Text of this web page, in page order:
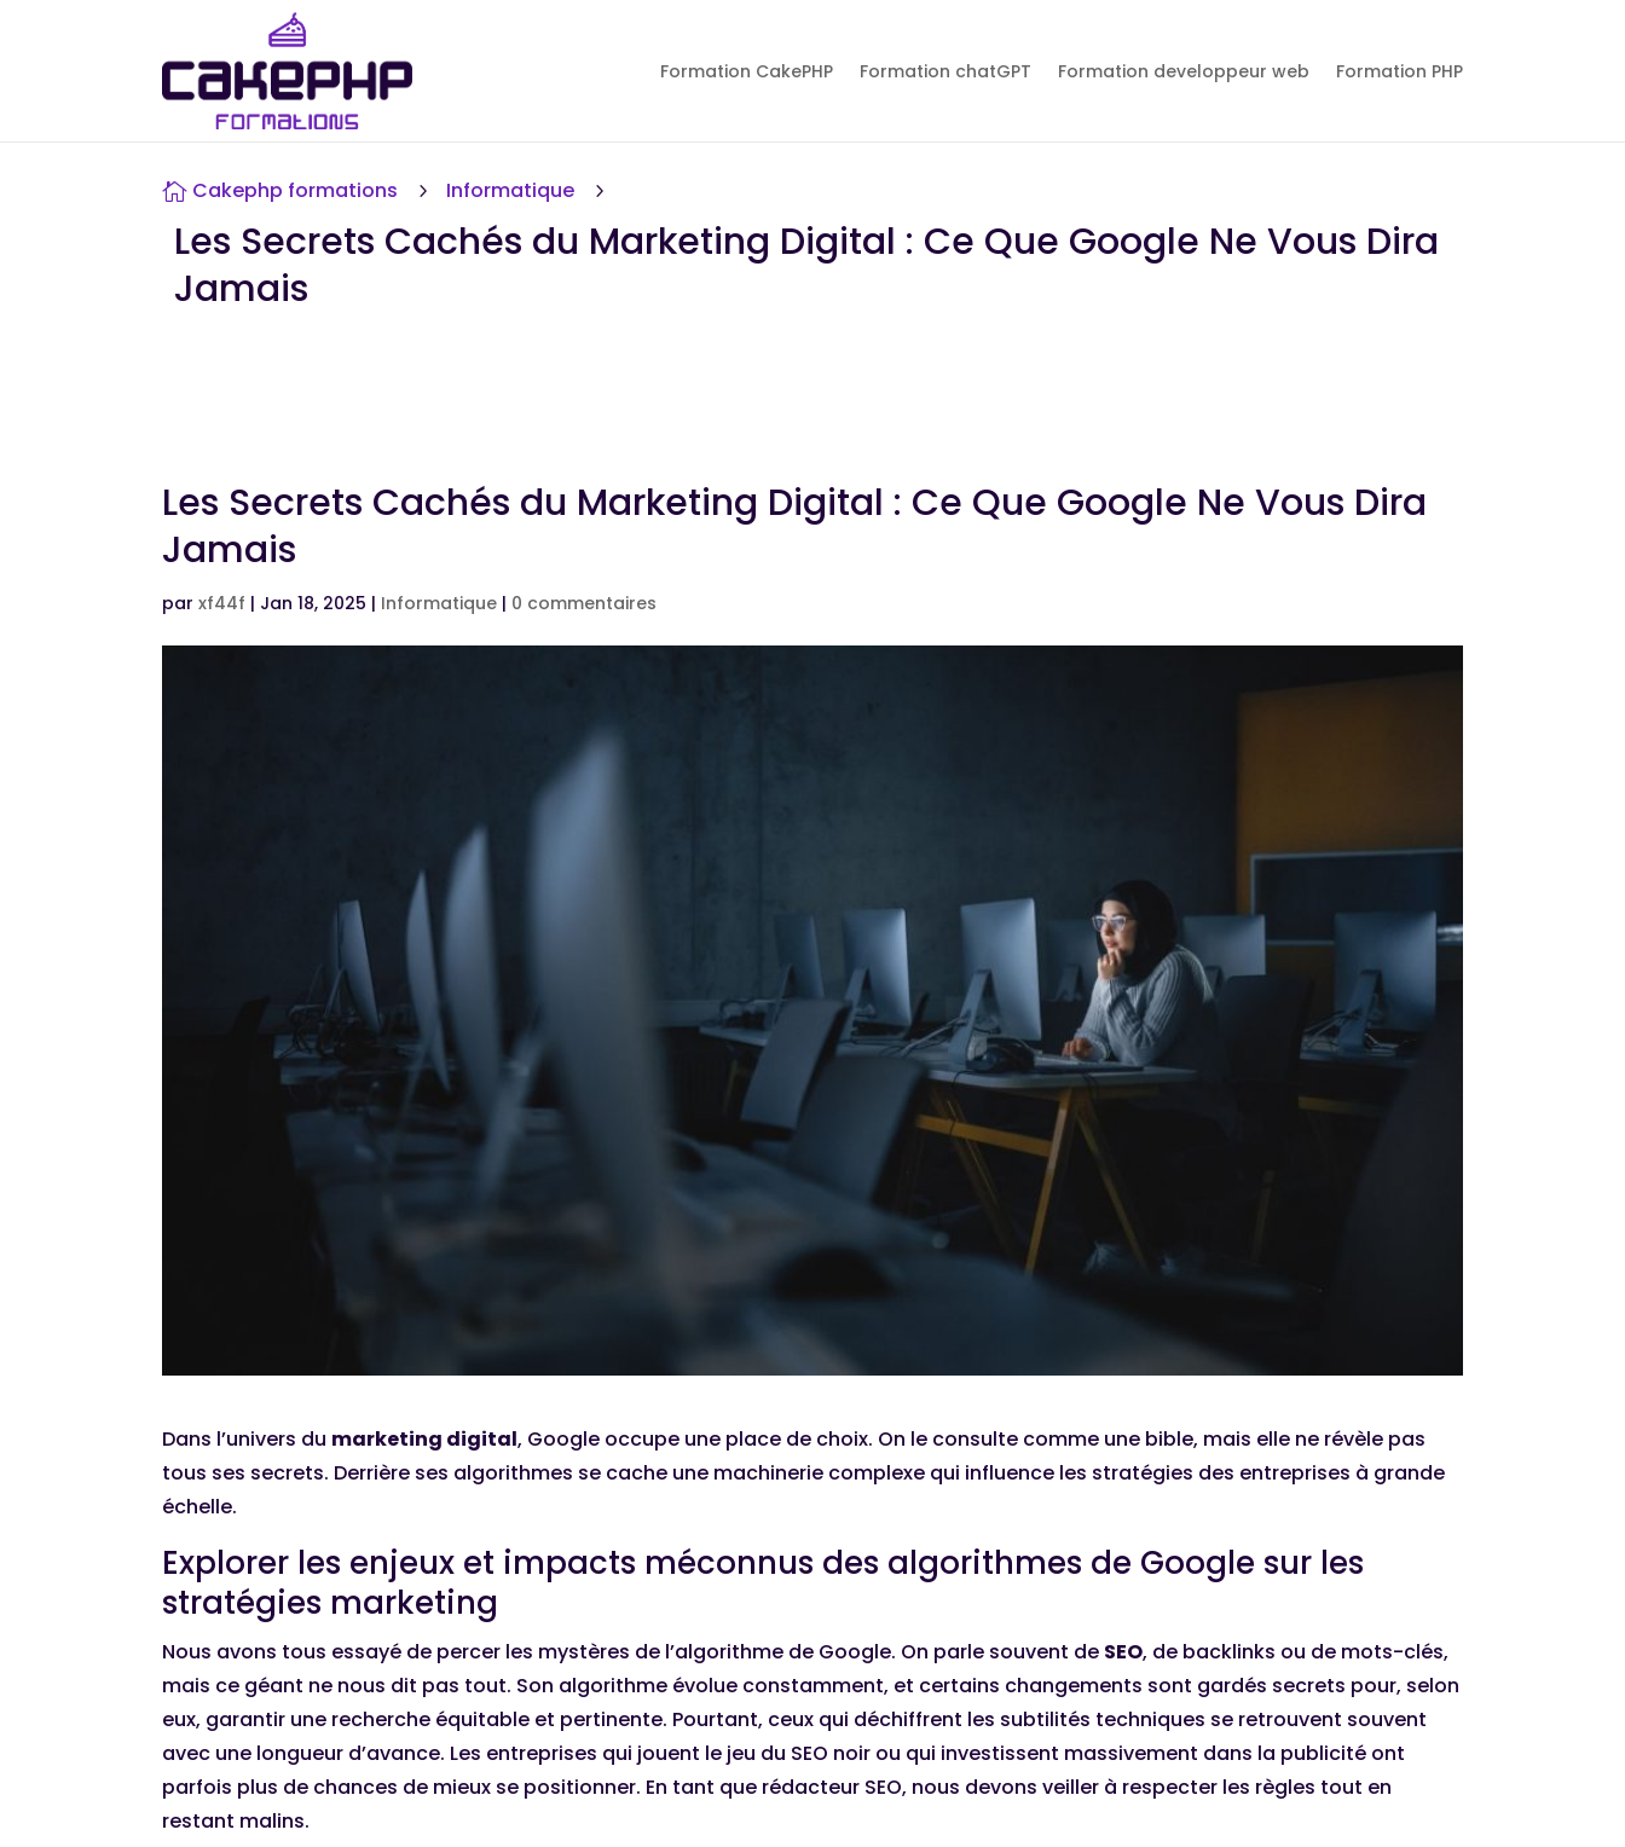
Formation CakePHP Formation chatGPT Formation developpeur web Formation PHP
 Cakephp formations 5 Informatique 5
Les Secrets Cachés du Marketing Digital : Ce Que Google Ne Vous Dira
Jamais
Les Secrets Cachés du Marketing Digital : Ce Que Google Ne Vous Dira
Jamais
parxf44f | Jan 18, 2025 | Informatique | 0 commentaires
Dans l’univers du marketing digital, Google occupe une place de choix. On le consulte comme une bible, mais elle ne révèle pas
tous ses secrets. Derrière ses algorithmes se cache une machinerie complexe qui influence les stratégies des entreprises à grande
échelle.
Explorer les enjeux et impacts méconnus des algorithmes de Google sur les
stratégies marketing
Nous avons tous essayé de percer les mystères de l’algorithme de Google. On parle souvent de SEO, de backlinks ou de mots-clés,
mais ce géant ne nous dit pas tout. Son algorithme évolue constamment, et certains changements sont gardés secrets pour, selon
eux, garantir une recherche équitable et pertinente. Pourtant, ceux qui déchiffrent les subtilités techniques se retrouvent souvent
avec une longueur d’avance. Les entreprises qui jouent le jeu du SEO noir ou qui investissent massivement dans la publicité ont
parfois plus de chances de mieux se positionner. En tant que rédacteur SEO, nous devons veiller à respecter les règles tout en
restant malins.